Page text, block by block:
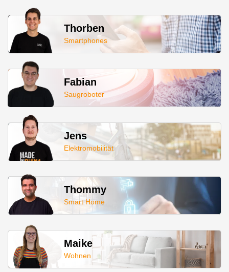
Thorben
Smartphones
Fabian
Saugroboter
Jens
Elektromobilität
Thommy
Smart Home
Maike
Wohnen